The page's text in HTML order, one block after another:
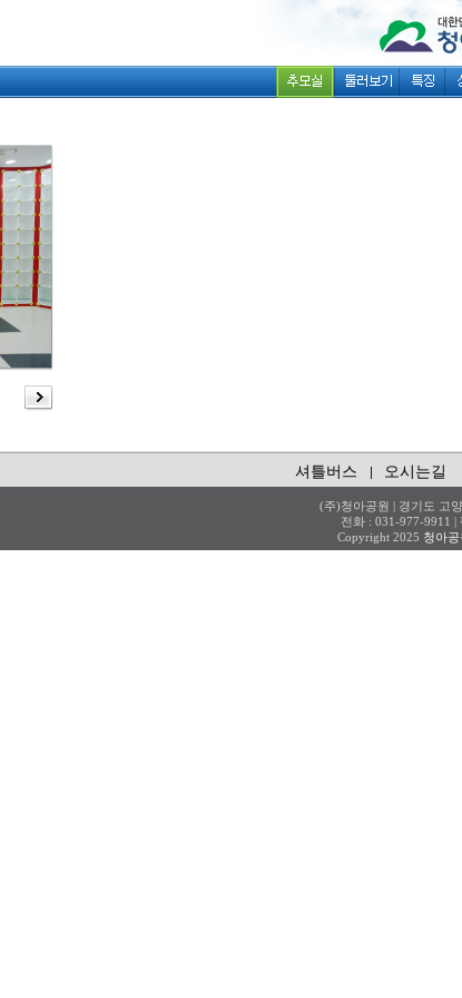
셔틀버스 오시는길
(주)청아공원 | 경기도 고
전화 : 031-977-9911 |
Copyright 2025 청아공